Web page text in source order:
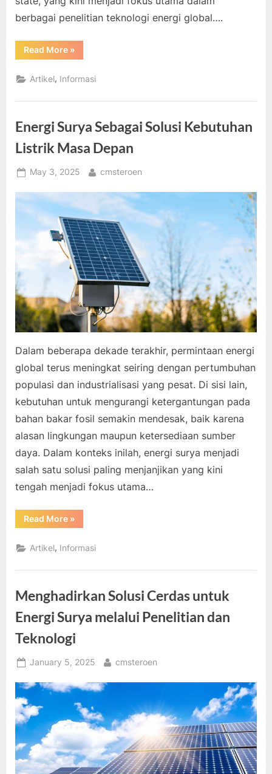
berbagai penelitian teknologi energi global….
Read More“Inovasi
Baterai
State
Perpanjang
Perangkat”
»
Artikel, Informasi
Energi Surya Sebagai Solusi Kebutuhan
Listrik Masa Depan
Posted
May 3, 2025 By
cmsteroen
Dalam beberapa dekade terakhir, permintaan energi
global terus meningkat seiring dengan pertumbuhan
populasi dan industrialisasi yang pesat. Di sisi lain,
kebutuhan untuk mengurangi ketergantungan pada
bahan bakar fosil semakin mendesak, baik karena
alasan lingkungan maupun ketersediaan sumber
daya. Dalam konteks inilah, energi surya menjadi
salah satu solusi paling menjanjikan yang kini
tengah menjadi fokus utama…
Read More“Energi
Surya
Solusi
Kebutuhan
Masa
»
Artikel, Informasi
Menghadirkan Solusi Cerdas untuk
Energi Surya melalui Penelitian dan
Teknologi
Posted
January 5, 2025 By
cmsteroen